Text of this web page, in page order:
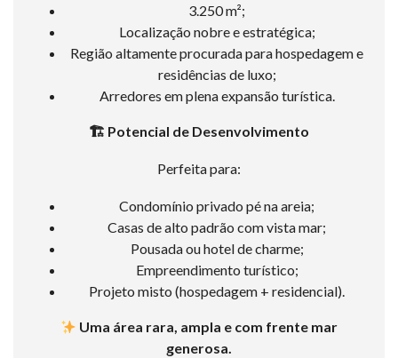
3.250 m²;
Localização nobre e estratégica;
Região altamente procurada para hospedagem e
residências de luxo;
Arredores em plena expansão turística.
🏗 ️ Potencial de Desenvolvimento
Perfeita para:
Condomínio privado pé na areia;
Casas de alto padrão com vista mar;
Pousada ou hotel de charme;
Empreendimento turístico;
Projeto misto (hospedagem + residencial).
Uma área rara, ampla e com frente mar
generosa.